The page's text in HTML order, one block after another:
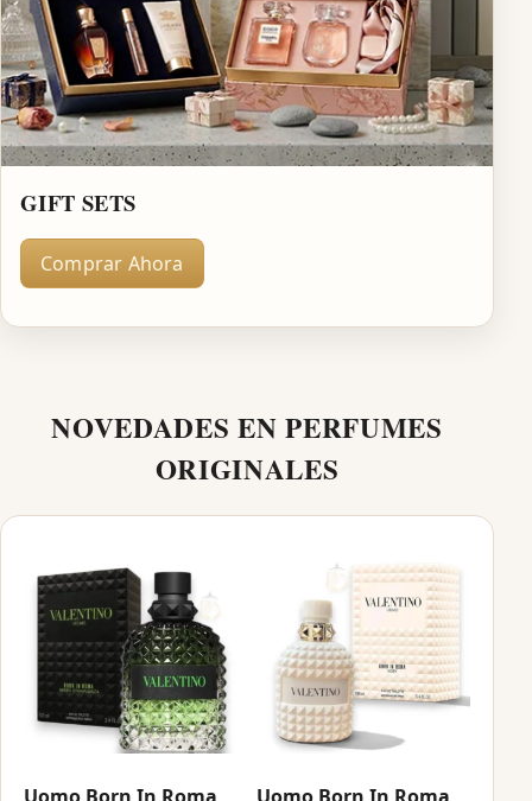
GIFT SETS
Comprar Ahora
NOVEDADES EN PERFUMES
ORIGINALES
Uomo Born In Roma Uomo Born In Roma